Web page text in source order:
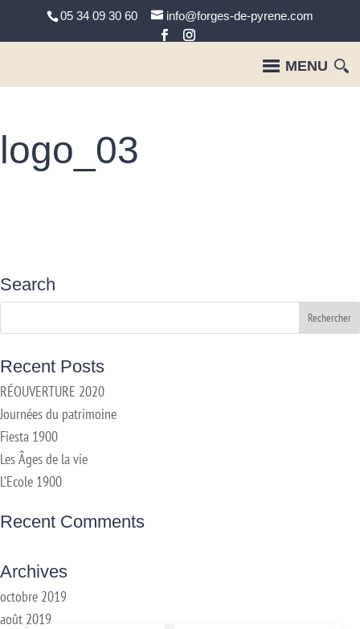
05 34 09 30 60 info@forges-de-pyrene.com
logo_03
Search
Recent Posts
RÉOUVERTURE 2020
Journées du patrimoine
Fiesta 1900
Les Âges de la vie
L’Ecole 1900
Recent Comments
Archives
octobre 2019
août 2019